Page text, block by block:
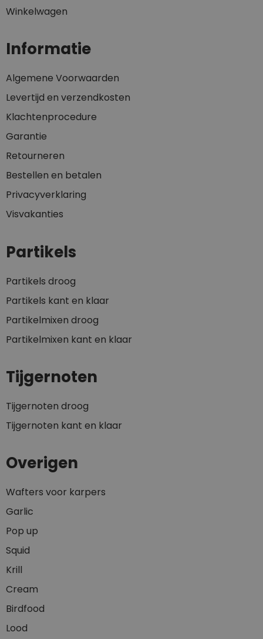
Winkelwagen
Informatie
Algemene Voorwaarden
Levertijd en verzendkosten
Klachtenprocedure
Garantie
Retourneren
Bestellen en betalen
Privacyverklaring
Visvakanties
Partikels
Partikels droog
Partikels kant en klaar
Partikelmixen droog
Partikelmixen kant en klaar
Tijgernoten
Tijgernoten droog
Tijgernoten kant en klaar
Overigen
Wafters voor karpers
Garlic
Pop up
Squid
Krill
Cream
Birdfood
Lood